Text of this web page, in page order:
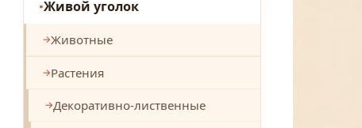
Живой уголок
Животные
Растения
Декоративно-лиственные